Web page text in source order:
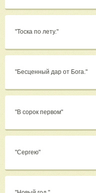
"Тоска по лету."
"Бесценный дар от Бога."
"В сорок первом"
"Сергею"